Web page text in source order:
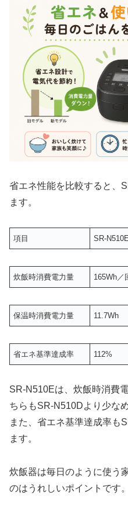
省エネ性能を比較すると、
ます。
項目 SR-N510E
炊飯時消費電力量 165Wh／
保温時消費電力量 11.7Wh
省エネ基準達成率 112%
SR-N510Eは、炊飯時消費
ちらもSR-N510Dより少なめ
また、省エネ基準達成率も
ます。
炊飯器は毎日のように使う
のはうれしいポイントです。